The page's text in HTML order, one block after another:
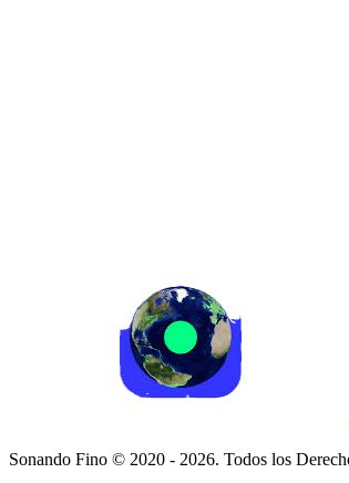
Sonando Fino © 2020 - 2026. Todos los